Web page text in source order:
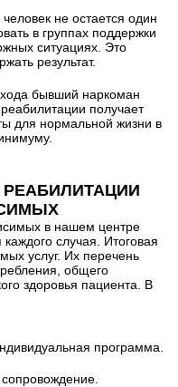
не остается один
в группах поддержки
ситуациях. Это
результат.
бывший наркоман
реабилитации получает
для нормальной жизни в
в нашем центре
случая. Итоговая
услуг. Их перечень
общего
здоровья пациента. В
программа.